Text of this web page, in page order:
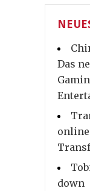
Das
online
down